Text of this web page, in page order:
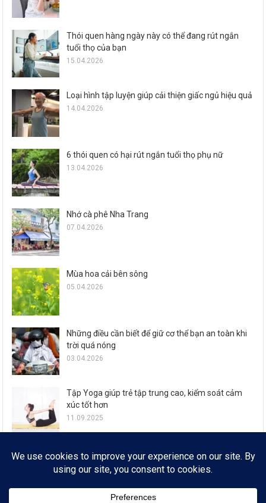
Thói quen hàng ngày này có thể đang rút ngắn
tuổi thọ của bạn
15.04.2026
Loại hình tập luyện giúp cải thiện giấc ngủ hiệu quả
14.04.2026
6 thói quen có hại rút ngắn tuổi thọ phụ nữ
13.04.2026
Nhớ cà phê Nha Trang
07.04.2026
Mùa hoa cải bên sông
05.04.2026
Những điều cần biết để giữ cơ thể bạn an toàn khi
trời quá nóng
03.04.2026
Tập Yoga giúp trẻ tập trung cao, kiểm soát cảm
xúc tốt hơn
11.09.2025
Zalo ra mắt loạt tính năng đón Tết Ất Tỵ cho 77,6
triệu người dùng